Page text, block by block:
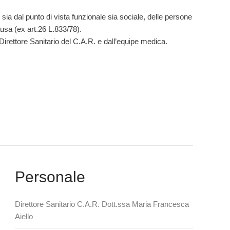
dal punto di vista funzionale sia sociale, delle persone
(ex art.26 L.833/78).
Sanitario del C.A.R. e dall’equipe medica.
Personale
Direttore Sanitario C.A.R. Dott.ssa Maria Francesca
Aiello